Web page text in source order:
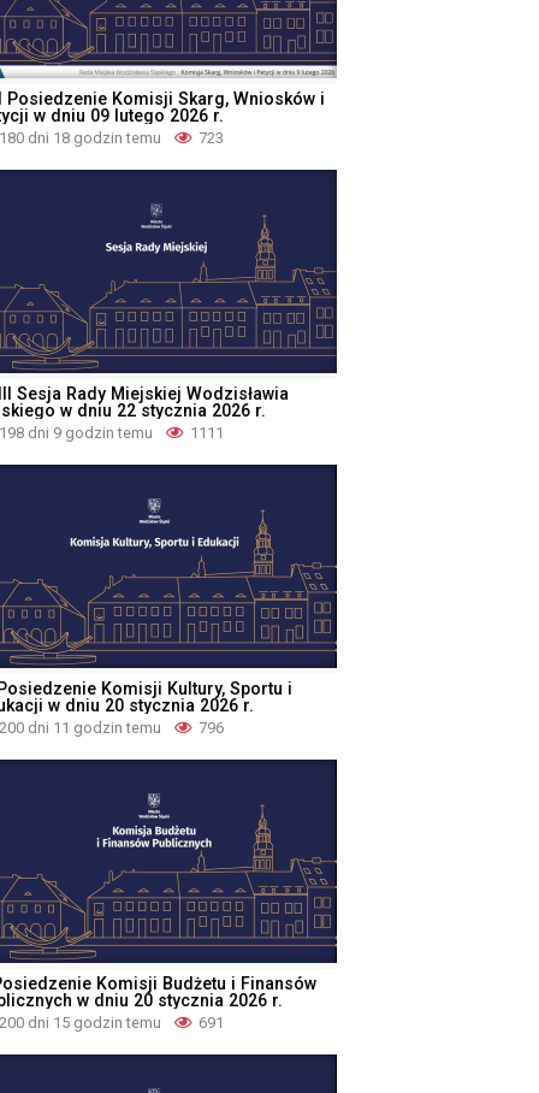
Posiedzenie Komisji Skarg, Wniosków i
w dniu 09 lutego 2026 r.
180 dni 18 godzin temu 723
Sesja Rady Miejskiej Wodzisławia
w dniu 22 stycznia 2026 r.
198 dni 9 godzin temu 1111
Komisji Kultury, Sportu i
w dniu 20 stycznia 2026 r.
200 dni 11 godzin temu 796
Komisji Budżetu i Finansów
w dniu 20 stycznia 2026 r.
200 dni 15 godzin temu 691